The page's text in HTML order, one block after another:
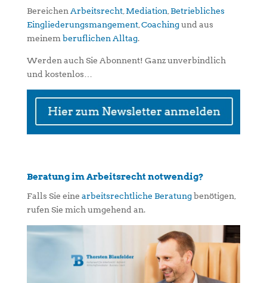
Bereichen Arbeitsrecht, Mediation Betriebliches
Eingliederungsmangement, Coachingund aus
meinem beruflichen Alltag.
Werden auch Sie Abonnent! Ganz unverbindlich
und kostenlos…
Beratung im Arbeitsrecht notwendig?
Falls Sie eine arbeitsrechtliche Beratungbenötigen,
rufen Sie mich umgehend an.